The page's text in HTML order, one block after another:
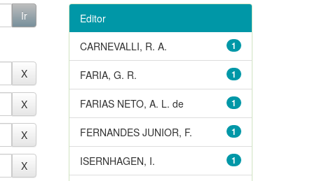
Editor
1
CARNEVALLI, R. A.
1
FARIA, G. R.
1
FARIAS NETO, A. L. de
1
FERNANDES JUNIOR, F.
1
ISERNHAGEN, I.